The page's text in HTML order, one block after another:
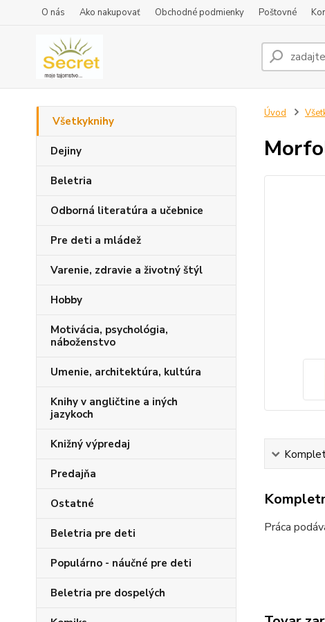
O nás Ako nakupovať Obchodné podmienky Poštovné
Všetkyknihy
Dejiny
Beletria
Odborná literatúra a učebnice
Pre deti a mládež
Varenie, zdravie a životný štýl
Hobby
Motivácia, psychológia,
náboženstvo
Umenie, architektúra, kultúra
Knihy v angličtine a iných
jazykoch
Knižný výpredaj
Predajňa
Ostatné
Beletria pre deti
Populárno - náučné pre deti
Beletria pre dospelých
Úvod
Práca